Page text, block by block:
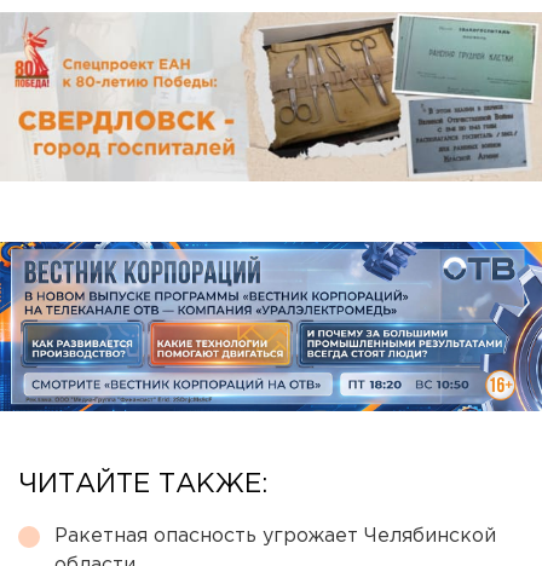
ЧИТАЙТЕ ТАКЖЕ:
Ракетная опасность угрожает Челябинской